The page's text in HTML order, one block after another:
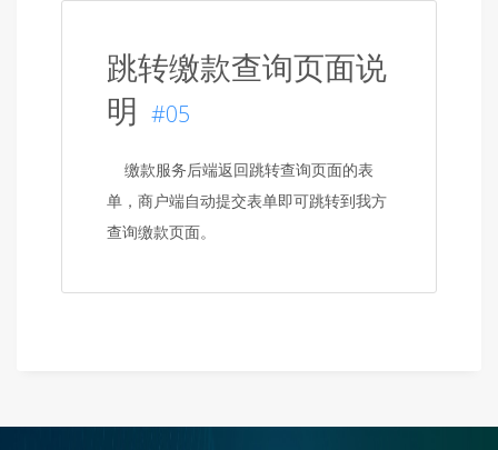
跳转缴款查询页面说
明 #05
缴款服务后端返回跳转查询页面的表
单，商户端自动提交表单即可跳转到我方
查询缴款页面。